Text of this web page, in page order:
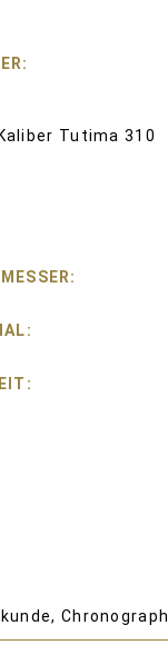
Tutima 310
Chronograph